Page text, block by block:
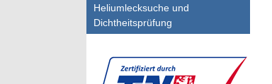
Heliumlecksuche und
Dichtheitsprüfung